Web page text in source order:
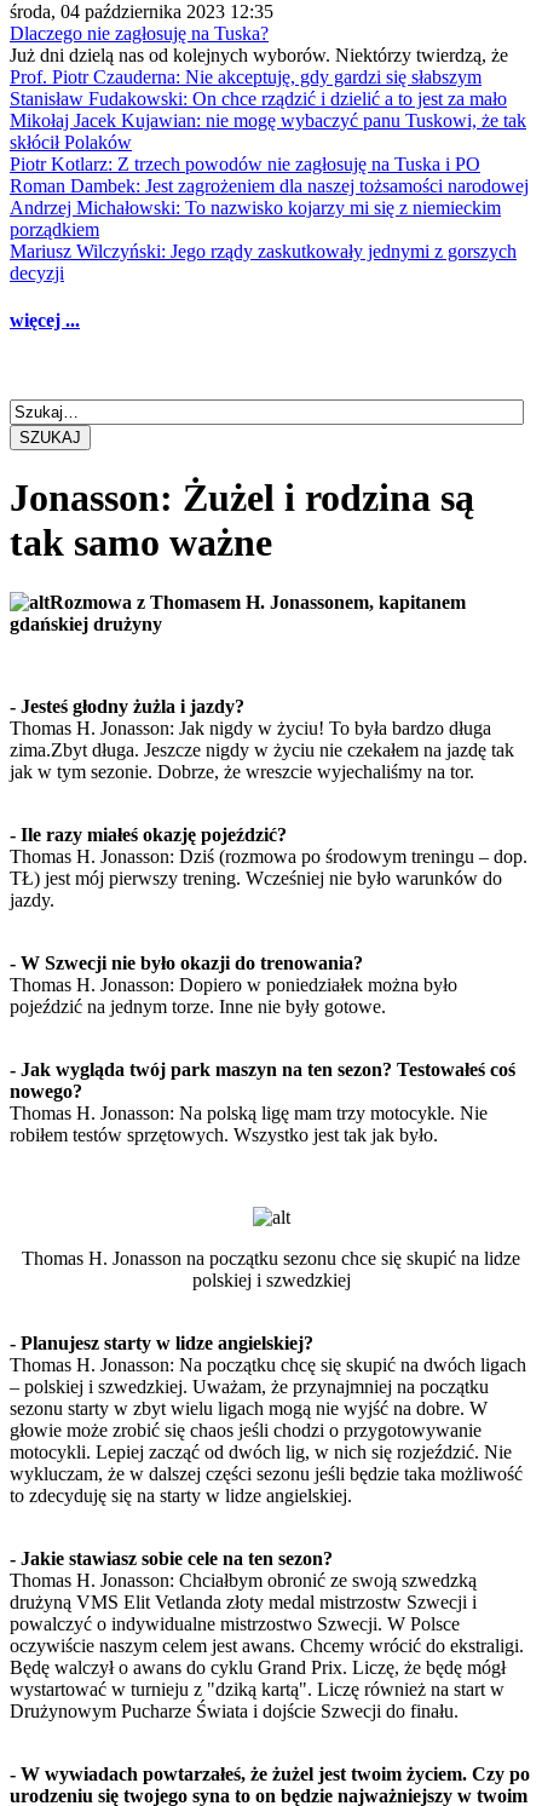
środa, 04 października 2023 12:35
Dlaczego nie zagłosuję na Tuska?
Już dni dzielą nas od kolejnych wyborów. Niektórzy twierdzą, że
Prof. Piotr Czauderna: Nie akceptuję, gdy gardzi się słabszym
Stanisław Fudakowski: On chce rządzić i dzielić a to jest za mało
Mikołaj Jacek Kujawian: nie mogę wybaczyć panu Tuskowi, że tak
skłócił Polaków
Piotr Kotlarz: Z trzech powodów nie zagłosuję na Tuska i PO
Roman Dambek: Jest zagrożeniem dla naszej tożsamości narodowej
Andrzej Michałowski: To nazwisko kojarzy mi się z niemieckim
porządkiem
Mariusz Wilczyński: Jego rządy zaskutkowały jednymi z gorszych
decyzji
więcej ...
SZUKAJ
Jonasson: Żużel i rodzina są
tak samo ważne
Rozmowa z Thomasem H. Jonassonem, kapitanem
gdańskiej drużyny
- Jesteś głodny żużla i jazdy?
Thomas H. Jonasson: Jak nigdy w życiu! To była bardzo długa
zima.Zbyt długa. Jeszcze nigdy w życiu nie czekałem na jazdę tak
jak w tym sezonie. Dobrze, że wreszcie wyjechaliśmy na tor.
- Ile razy miałeś okazję pojeździć?
Thomas H. Jonasson: Dziś (rozmowa po środowym treningu – dop.
TŁ) jest mój pierwszy trening. Wcześniej nie było warunków do
jazdy.
- W Szwecji nie było okazji do trenowania?
Thomas H. Jonasson: Dopiero w poniedziałek można było
pojeździć na jednym torze. Inne nie były gotowe.
- Jak wygląda twój park maszyn na ten sezon? Testowałeś coś
nowego?
Thomas H. Jonasson: Na polską ligę mam trzy motocykle. Nie
robiłem testów sprzętowych. Wszystko jest tak jak było.
Thomas H. Jonasson na początku sezonu chce się skupić na lidze
polskiej i szwedzkiej
- Planujesz starty w lidze angielskiej?
Thomas H. Jonasson: Na początku chcę się skupić na dwóch ligach
– polskiej i szwedzkiej. Uważam, że przynajmniej na początku
sezonu starty w zbyt wielu ligach mogą nie wyjść na dobre. W
głowie może zrobić się chaos jeśli chodzi o przygotowywanie
motocykli. Lepiej zacząć od dwóch lig, w nich się rozjeździć. Nie
wykluczam, że w dalszej części sezonu jeśli będzie taka możliwość
to zdecyduję się na starty w lidze angielskiej.
- Jakie stawiasz sobie cele na ten sezon?
Thomas H. Jonasson: Chciałbym obronić ze swoją szwedzką
drużyną VMS Elit Vetlanda złoty medal mistrzostw Szwecji i
powalczyć o indywidualne mistrzostwo Szwecji. W Polsce
oczywiście naszym celem jest awans. Chcemy wrócić do ekstraligi.
Będę walczył o awans do cyklu Grand Prix. Liczę, że będę mógł
wystartować w turnieju z "dziką kartą". Liczę również na start w
Drużynowym Pucharze Świata i dojście Szwecji do finału.
- W wywiadach powtarzałeś, że żużel jest twoim życiem. Czy po
urodzeniu się twojego syna to on będzie najważniejszy w twoim